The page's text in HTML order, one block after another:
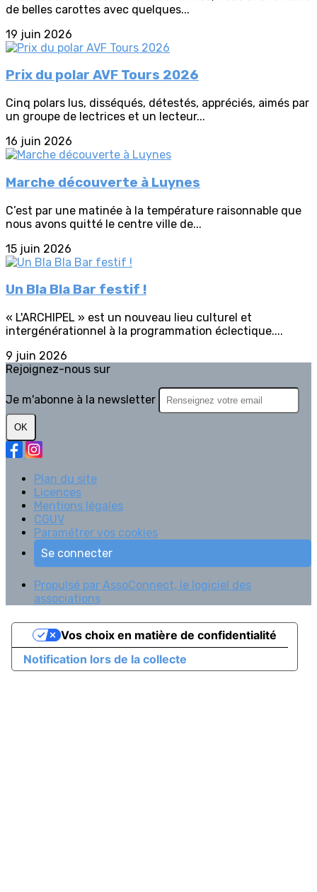
de belles carottes avec quelques...
19 juin 2026
Prix du polar AVF Tours 2026
Cinq polars lus, disséqués, détestés, appréciés, aimés par
un groupe de lectrices et un lecteur...
16 juin 2026
Marche découverte à Luynes
C’est par une matinée à la température raisonnable que
nous avons quitté le centre ville de...
15 juin 2026
Un Bla Bla Bar festif !
« L'ARCHIPEL » est un nouveau lieu culturel et
intergénérationnel à la programmation éclectique....
9 juin 2026
Rejoignez-nous sur
Je m'abonne à la newsletter
OK
Plan du site
Licences
Mentions légales
CGUV
Paramétrer vos cookies
Se connecter
Propulsé par AssoConnect, le logiciel des
associations
Notification lors de la collecte
Vos choix en matière de confidentialité